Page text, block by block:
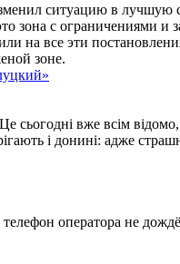
ситуацию в лучшую
зона с ограничениями и
на все эти
зоне.
сьогодні вже всім
і донині: адже
оператора не